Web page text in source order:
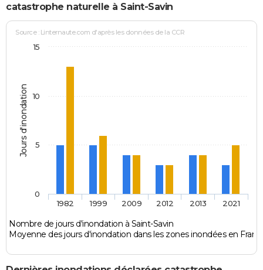
catastrophe naturelle à Saint-Savin
Jours d'inondation
Source : Linternaute.com d'après les données de la CCR
Nombre de jours d'inondation à Saint-Savin
Moyenne des jours d'inondation dans les zones inondées en
1982 1999 2009 2012 2013 2021
0
5
10
15